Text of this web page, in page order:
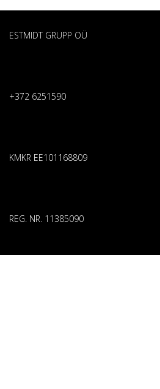
ESTMIDT GRUPP OÜ
+372 6251590
KMKR EE101168809
REG. NR. 11385090